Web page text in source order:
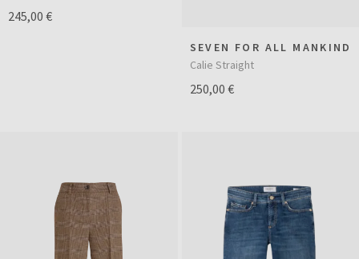
245,00 €
SEVEN FOR ALL MANKIND
Calie Straight
250,00 €